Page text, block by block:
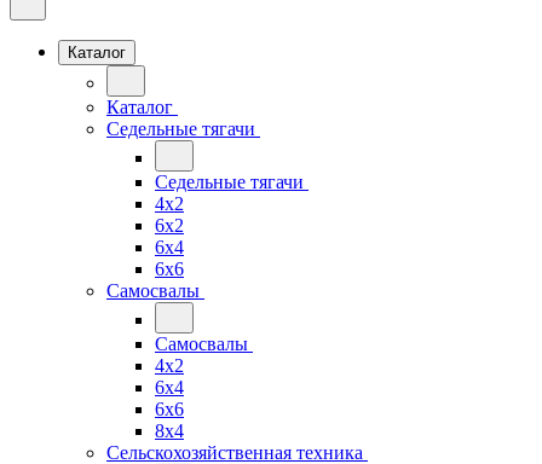
Каталог
Каталог
Седельные тягачи
Седельные тягачи
4x2
6x2
6x4
6x6
Самосвалы
Самосвалы
4x2
6x4
6x6
8x4
Сельскохозяйственная техника